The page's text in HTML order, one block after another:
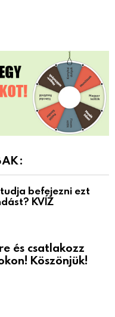
befejezni ezt
KVÍZ
és csatlakozz
Köszönjük!